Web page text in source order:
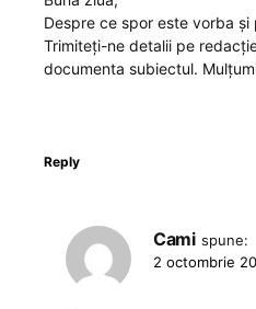
Despre ce spor este vorba
Trimiteți-ne detalii pe
documenta subiectul.
Reply
Cami spune:
2 octombrie